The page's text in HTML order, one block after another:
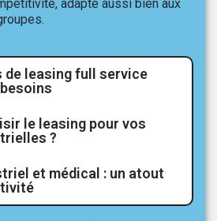
adapté aussi bien aux
de leasing full service
le leasing pour vos
?
et médical : un atout